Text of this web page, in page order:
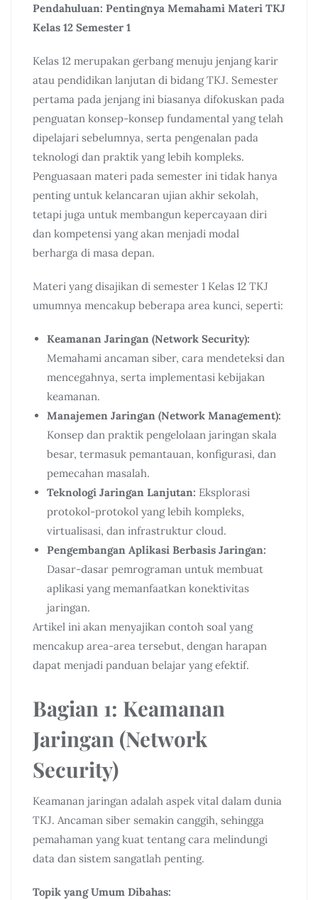
Pendahuluan: Pentingnya Memahami Materi TKJ
Kelas 12 Semester 1
Kelas 12 merupakan gerbang menuju jenjang karir
atau pendidikan lanjutan di bidang TKJ. Semester
pertama pada jenjang ini biasanya difokuskan pada
penguatan konsep-konsep fundamental yang telah
dipelajari sebelumnya, serta pengenalan pada
teknologi dan praktik yang lebih kompleks.
Penguasaan materi pada semester ini tidak hanya
penting untuk kelancaran ujian akhir sekolah,
tetapi juga untuk membangun kepercayaan diri
dan kompetensi yang akan menjadi modal
berharga di masa depan.
Materi yang disajikan di semester 1 Kelas 12 TKJ
umumnya mencakup beberapa area kunci, seperti:
Keamanan Jaringan (Network Security):
Memahami ancaman siber, cara mendeteksi dan
mencegahnya, serta implementasi kebijakan
keamanan.
Manajemen Jaringan (Network Management):
Konsep dan praktik pengelolaan jaringan skala
besar, termasuk pemantauan, konfigurasi, dan
pemecahan masalah.
Teknologi Jaringan Lanjutan: Eksplorasi
protokol-protokol yang lebih kompleks,
virtualisasi, dan infrastruktur cloud.
Pengembangan Aplikasi Berbasis Jaringan:
Dasar-dasar pemrograman untuk membuat
aplikasi yang memanfaatkan konektivitas
jaringan.
Artikel ini akan menyajikan contoh soal yang
mencakup area-area tersebut, dengan harapan
dapat menjadi panduan belajar yang efektif.
Bagian 1: Keamanan
Jaringan (Network
Security)
Keamanan jaringan adalah aspek vital dalam dunia
TKJ. Ancaman siber semakin canggih, sehingga
pemahaman yang kuat tentang cara melindungi
data dan sistem sangatlah penting.
Topik yang Umum Dibahas: